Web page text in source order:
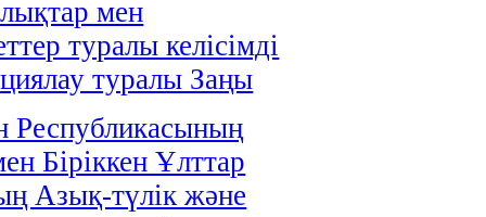
мен
туралы келісімді
туралы Заңы
Республикасының
Біріккен Ұлттар
Азық-түлік және